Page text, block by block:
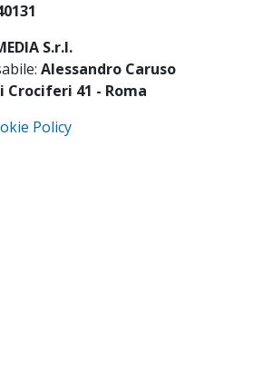
S.r.l.
Alessandro Caruso
Crociferi 41 - Roma
Policy